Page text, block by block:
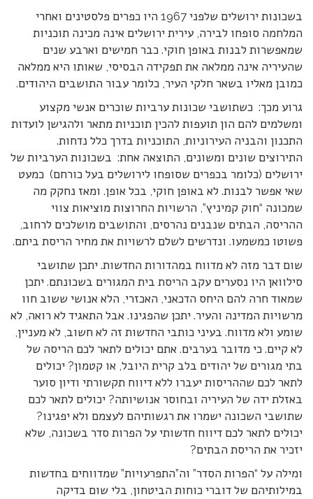
בשכונות ירושלים שלפני 1967 היו כפרים פלסטינים ואחרי
המלחמה סופחו לבירה, עירית ירושלים אינה מכינה תוכניות
שמאפשרות לבנות באופן חוקי. כבר חמישים וארבע שנים
שהעיריה אינה ממלאה את תפקידה הבסיסי, שאותו היא ממלאה
כמובן מאליו בשאר חלקי העיר, כלומר עבור התושבים היהודים.
גרוע מכך: כשתושבי שכונות ערביות שוכרים אנשי מקצוע
ומשלמים להם הון תועפות להכין תוכניות מתאר ולהגישן לועדות
התכנון והבניה העירוניות, התוכניות בדרך כלל נדחות.
התירוצים שונים ומשונים, התוצאה אחת: בשכונות הערביות של
ירושלים (כלומר בכפרים שסופחו לירושלים בעל כורחם) כמעט
שאי אפשר לבנות. לא באופן חוקי, בכל אופן. ומאז נחקק מה
שמכונה “חוק קמיניץ”, הרשויות החרוצות מוציאות צווי
ההריסה, הבתים שנבנים נהרסים, והתושבים מושלכים לרחוב,
פשוטו כמשמעו. ונדרשים לשלם לרשויות את מחיר הריסת ביתם.
שום דבר מזה לא מדווח במהדורות החדשות. יתכן שתושבי
סילוואן היו נסערים עקב הריסת בית המגורים בשכונתם. יתכן
שמאוד חרה להם היחס הדכאני, האכזרי, הלא אנושי ששוב חוו
מרשויות המדינה והעיר. יתכן שהפגינו. אבל התאגיד לא רואה, לא
שומע ולא מדווח. בעיני כותבי החדשות זה לא חשוב, לא מעניין,
לא קיים. כי מדובר בערבים. אתם יכולים לתאר לכם הריסה של
בתי מגורים של יהודים בלב קרית היובל, או קטמון? יכולים
לתאר לכם שההריסות יעברו ללא דיווח תקשורתי ודיון סוער
באזלת ידה של העיריה ובחוסר אנושיותה? יכולים לתאר לכם
שתושבי השכונה ישמרו את רגשותיהם לעצמם ולא יפגינו?
יכולים לתאר לכם דיווח חדשותי על הפרות סדר בשכונה, שלא
יזכיר את הריסת הבתים?
ומילה על “הפרות הסדר” וה”התפרעויות” שמדווחים בחדשות
במילותיהם של דוברי כוחות הביטחון, בלי שום בדיקה